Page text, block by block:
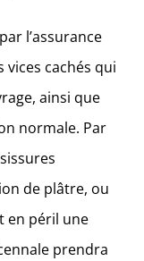
l’assurance
cachés qui
ainsi que
normale. Par
de plâtre, ou
en péril une
prendra